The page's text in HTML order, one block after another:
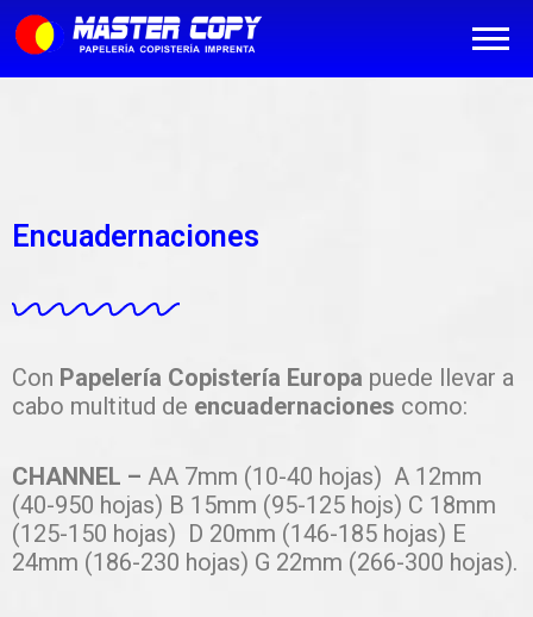
Encuadernaciones
Con Papelería Copistería Europa puede llevar a
cabo multitud de encuadernaciones como:
CHANNEL – AA 7mm (10-40 hojas) A 12mm
(40-950 hojas) B 15mm (95-125 hojs) C 18mm
(125-150 hojas) D 20mm (146-185 hojas) E
24mm (186-230 hojas) G 22mm (266-300 hojas).